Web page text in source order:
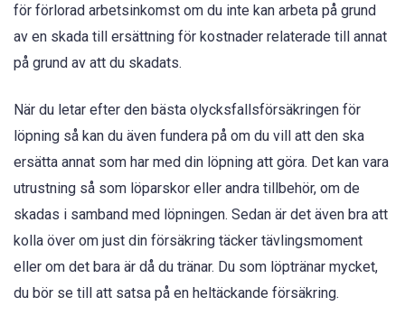
för förlorad arbetsinkomst om du inte kan arbeta på grund
av en skada till ersättning för kostnader relaterade till annat
på grund av att du skadats.
När du letar efter den bästa olycksfallsförsäkringen för
löpning så kan du även fundera på om du vill att den ska
ersätta annat som har med din löpning att göra. Det kan vara
utrustning så som löparskor eller andra tillbehör, om de
skadas i samband med löpningen. Sedan är det även bra att
kolla över om just din försäkring täcker tävlingsmoment
eller om det bara är då du tränar. Du som löptränar mycket,
du bör se till att satsa på en heltäckande försäkring.